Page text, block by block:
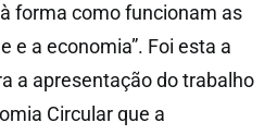
forma como funcionam as
e a economia”. Foi esta a
a apresentação do trabalho
Circular que a